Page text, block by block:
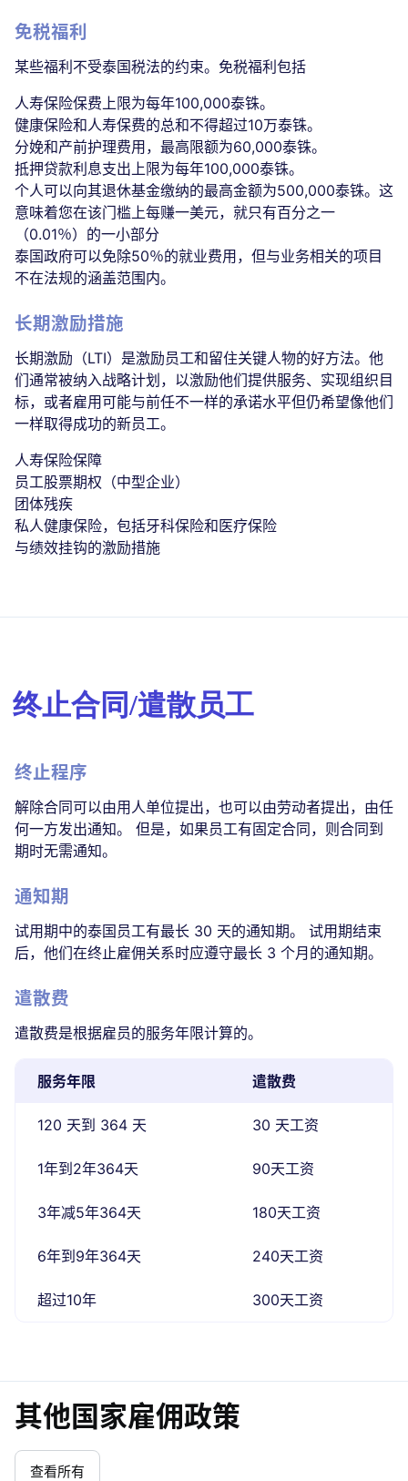
免税福利
某些福利不受泰国税法的约束。免税福利包括
人寿保险保费上限为每年100,000泰铢。
健康保险和人寿保费的总和不得超过10万泰铢。
分娩和产前护理费用，最高限额为60,000泰铢。
抵押贷款利息支出上限为每年100,000泰铢。
个人可以向其退休基金缴纳的最高金额为500,000泰铢。这
意味着您在该门槛上每赚一美元，就只有百分之一
（0.01％）的一小部分
泰国政府可以免除50％的就业费用，但与业务相关的项目
不在法规的涵盖范围内。
长期激励措施
长期激励（LTI）是激励员工和留住关键人物的好方法。他
们通常被纳入战略计划，以激励他们提供服务、实现组织目
标，或者雇用可能与前任不一样的承诺水平但仍希望像他们
一样取得成功的新员工。
人寿保险保障
员工股票期权（中型企业）
团体残疾
私人健康保险，包括牙科保险和医疗保险
与绩效挂钩的激励措施
终止合同/遣散员工
终止程序
解除合同可以由用人单位提出，也可以由劳动者提出，由任
何一方发出通知。 但是，如果员工有固定合同，则合同到
期时无需通知。
通知期
试用期中的泰国员工有最长 30 天的通知期。 试用期结束
后，他们在终止雇佣关系时应遵守最长 3 个月的通知期。
遣散费
遣散费是根据雇员的服务年限计算的。
服务年限 遣散费
120 天到 364 天 30 天工资
1年到2年364天 90天工资
3年减5年364天 180天工资
6年到9年364天 240天工资
超过10年 300天工资
其他国家雇佣政策
查看所有